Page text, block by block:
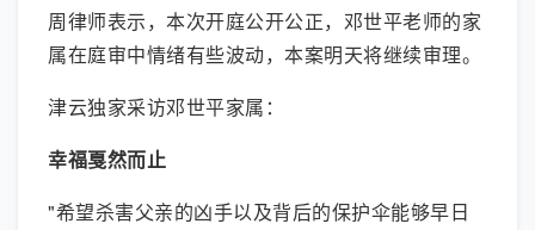
周律师表示，本次开庭公开公正，邓世平老师的家
属在庭审中情绪有些波动，本案明天将继续审理。
津云独家采访邓世平家属：
幸福戛然而止
"希望杀害父亲的凶手以及背后的保护伞能够早日